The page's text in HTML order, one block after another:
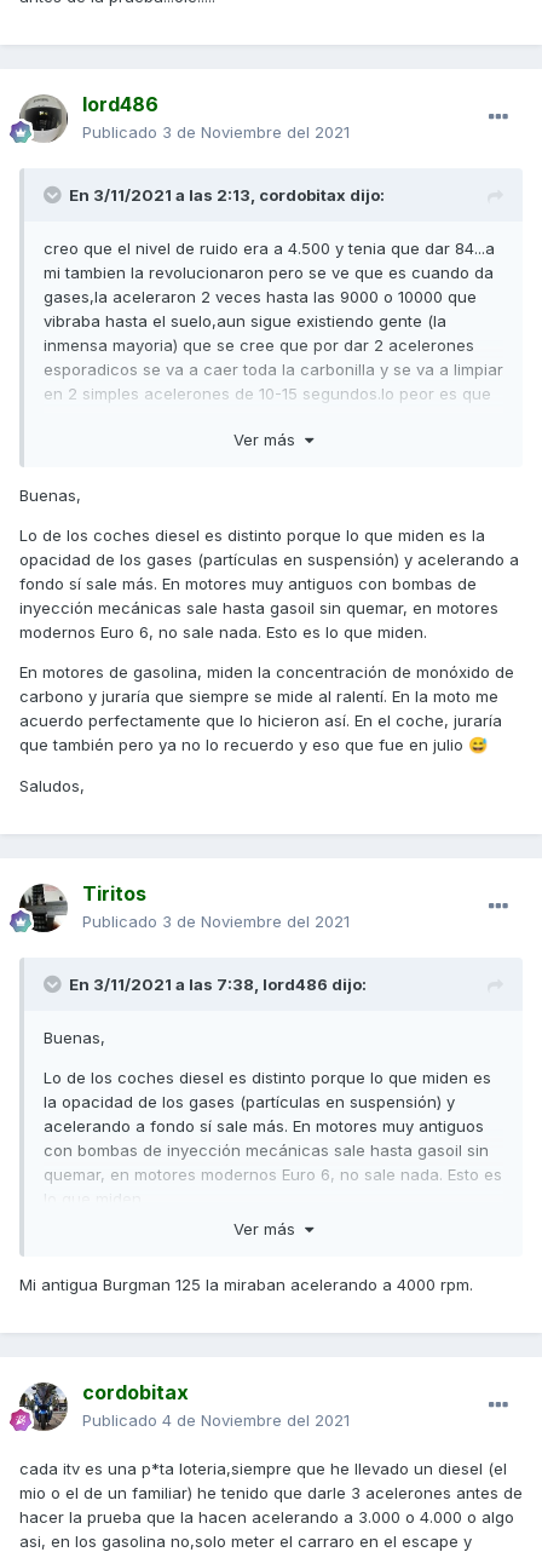
lord486
Publicado 3 de Noviembre del 2021
En 3/11/2021 a las 2:13, cordobitax dijo:
creo que el nivel de ruido era a 4.500 y tenia que dar 84...a
mi tambien la revolucionaron pero se ve que es cuando da
gases,la aceleraron 2 veces hasta las 9000 o 10000 que
vibraba hasta el suelo,aun sigue existiendo gente (la
inmensa mayoria) que se cree que por dar 2 acelerones
esporadicos se va a caer toda la carbonilla y se va a limpiar
en 2 simples acelerones de 10-15 segundos.lo peor es que
piensan eso.....cuando te piden que aceleres 3 veces a tope
prueba...ole!!!!!
Ver más
Buenas,
Lo de los coches diesel es distinto porque lo que miden es la
opacidad de los gases (partículas en suspensión) y acelerando a
fondo sí sale más. En motores muy antiguos con bombas de
inyección mecánicas sale hasta gasoil sin quemar, en motores
modernos Euro 6, no sale nada. Esto es lo que miden.
En motores de gasolina, miden la concentración de monóxido de
carbono y juraría que siempre se mide al ralentí. En la moto me
acuerdo perfectamente que lo hicieron así. En el coche, juraría
que también pero ya no lo recuerdo y eso que fue en julio 😅
Saludos,
Tiritos
Publicado 3 de Noviembre del 2021
En 3/11/2021 a las 7:38, lord486 dijo:
Buenas,
Lo de los coches diesel es distinto porque lo que miden es
la opacidad de los gases (partículas en suspensión) y
acelerando a fondo sí sale más. En motores muy antiguos
con bombas de inyección mecánicas sale hasta gasoil sin
quemar, en motores modernos Euro 6, no sale nada. Esto es
lo que miden.
En motores de gasolina, miden la concentración de
ralentí. En la moto me acuerdo perfectamente que lo
recuerdo y eso que fue en julio😅
Ver más
Mi antigua Burgman 125 la miraban acelerando a 4000 rpm.
cordobitax
Publicado 4 de Noviembre del 2021
cada itv es una p*ta loteria,siempre que he llevado un diesel (el
mio o el de un familiar) he tenido que darle 3 acelerones antes de
hacer la prueba que la hacen acelerando a 3.000 o 4.000 o algo
asi, en los gasolina no,solo meter el carraro en el escape y